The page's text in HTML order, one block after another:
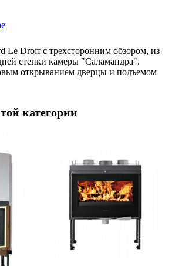
Le Droff с трехсторонним обзором, из
стенки камеры "Саламандра".
открыванием дверцы и подъемом
категории